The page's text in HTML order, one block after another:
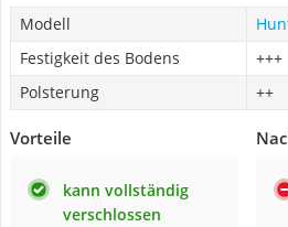
Modell
Festigkeit des Bodens
+++
Polsterung
++
Vorteile
kann vollständig
verschlossen